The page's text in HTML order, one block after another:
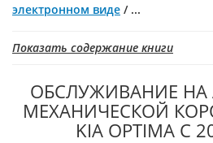
электронном виде / ...
Показать содержание книги
ОБСЛУЖИВАНИЕ
МЕХАНИЧЕСКОЙ
KIA OPTIMA С